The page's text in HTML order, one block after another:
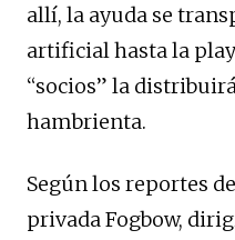
allí, la ayuda se
artificial hasta la
“socios” la
hambrienta.
Según los reportes
privada Fogbow,